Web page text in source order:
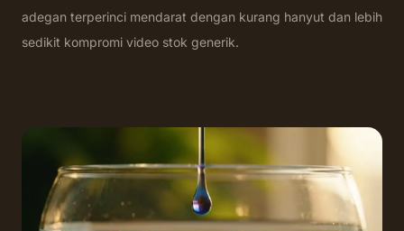
adegan terperinci mendarat dengan kurang hanyut dan lebih
sedikit kompromi video stok generik.